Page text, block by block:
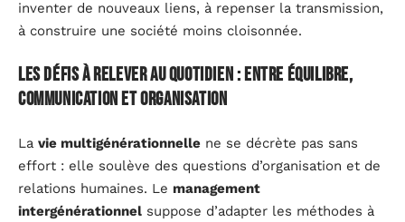
inventer de nouveaux liens, à repenser la transmission,
à construire une société moins cloisonnée.
Les défis à relever au quotidien : entre équilibre,
communication et organisation
La vie multigénérationnelle ne se décrète pas sans
effort : elle soulève des questions d’organisation et de
relations humaines. Le management
intergénérationnel suppose d’adapter les méthodes à